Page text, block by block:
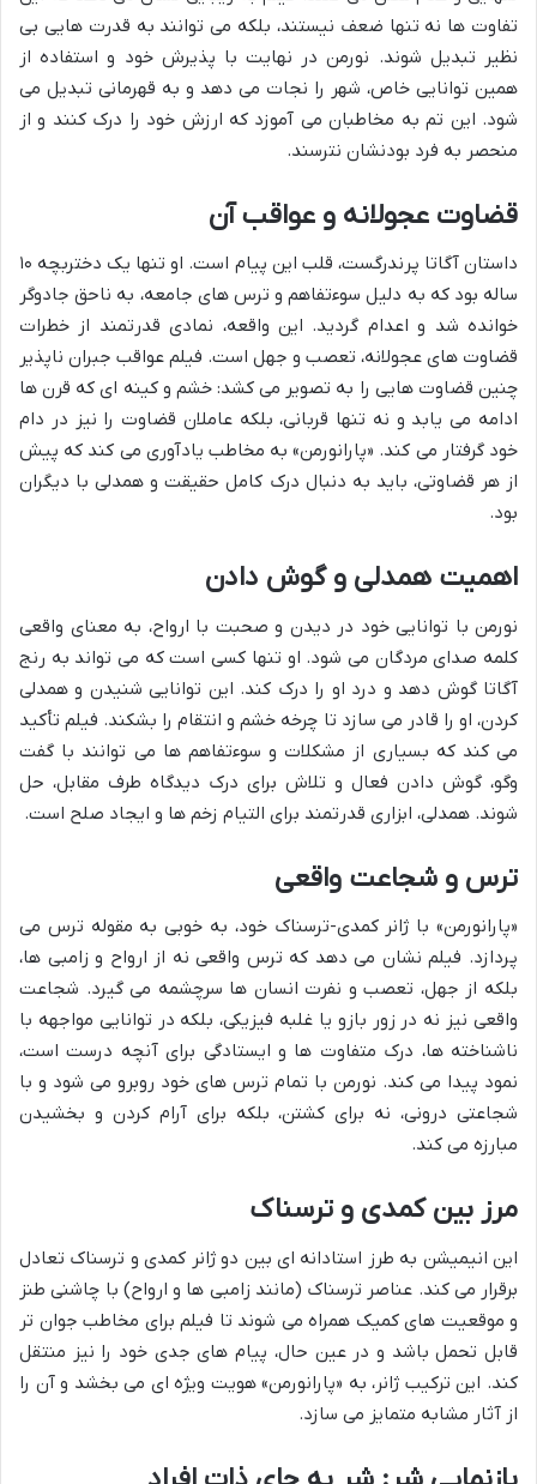
تفاوت ها نه تنها ضعف نیستند، بلکه می توانند به قدرت هایی بی
نظیر تبدیل شوند. نورمن در نهایت با پذیرش خود و استفاده از
همین توانایی خاص، شهر را نجات می دهد و به قهرمانی تبدیل می
شود. این تم به مخاطبان می آموزد که ارزش خود را درک کنند و از
منحصر به فرد بودنشان نترسند.
قضاوت عجولانه و عواقب آن
داستان آگاتا پرندرگست، قلب این پیام است. او تنها یک دختربچه ۱۰
ساله بود که به دلیل سوءتفاهم و ترس های جامعه، به ناحق جادوگر
خوانده شد و اعدام گردید. این واقعه، نمادی قدرتمند از خطرات
قضاوت های عجولانه، تعصب و جهل است. فیلم عواقب جبران ناپذیر
چنین قضاوت هایی را به تصویر می کشد: خشم و کینه ای که قرن ها
ادامه می یابد و نه تنها قربانی، بلکه عاملان قضاوت را نیز در دام
خود گرفتار می کند. «پارانورمن» به مخاطب یادآوری می کند که پیش
از هر قضاوتی، باید به دنبال درک کامل حقیقت و همدلی با دیگران
بود.
اهمیت همدلی و گوش دادن
نورمن با توانایی خود در دیدن و صحبت با ارواح، به معنای واقعی
کلمه صدای مردگان می شود. او تنها کسی است که می تواند به رنج
آگاتا گوش دهد و درد او را درک کند. این توانایی شنیدن و همدلی
کردن، او را قادر می سازد تا چرخه خشم و انتقام را بشکند. فیلم تأکید
می کند که بسیاری از مشکلات و سوءتفاهم ها می توانند با گفت
وگو، گوش دادن فعال و تلاش برای درک دیدگاه طرف مقابل، حل
شوند. همدلی، ابزاری قدرتمند برای التیام زخم ها و ایجاد صلح است.
ترس و شجاعت واقعی
«پارانورمن» با ژانر کمدی-ترسناک خود، به خوبی به مقوله ترس می
پردازد. فیلم نشان می دهد که ترس واقعی نه از ارواح و زامبی ها،
بلکه از جهل، تعصب و نفرت انسان ها سرچشمه می گیرد. شجاعت
واقعی نیز نه در زور بازو یا غلبه فیزیکی، بلکه در توانایی مواجهه با
ناشناخته ها، درک متفاوت ها و ایستادگی برای آنچه درست است،
نمود پیدا می کند. نورمن با تمام ترس های خود روبرو می شود و با
شجاعتی درونی، نه برای کشتن، بلکه برای آرام کردن و بخشیدن
مبارزه می کند.
مرز بین کمدی و ترسناک
این انیمیشن به طرز استادانه ای بین دو ژانر کمدی و ترسناک تعادل
برقرار می کند. عناصر ترسناک (مانند زامبی ها و ارواح) با چاشنی طنز
و موقعیت های کمیک همراه می شوند تا فیلم برای مخاطب جوان تر
قابل تحمل باشد و در عین حال، پیام های جدی خود را نیز منتقل
کند. این ترکیب ژانر، به «پارانورمن» هویت ویژه ای می بخشد و آن را
از آثار مشابه متمایز می سازد.